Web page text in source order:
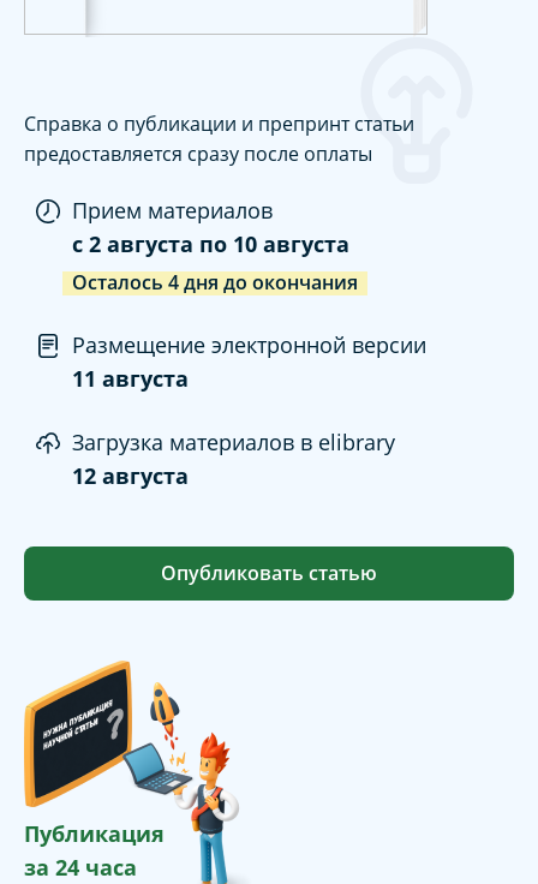
Справка о публикации и препринт статьи
предоставляется сразу после оплаты
Прием материалов
c 2 августа по 10 августа
Осталось 4дня до окончания
Размещение электронной версии
11 августа
Загрузка материалов в elibrary
12 августа
Опубликовать статью
Публикация
за 24 часа